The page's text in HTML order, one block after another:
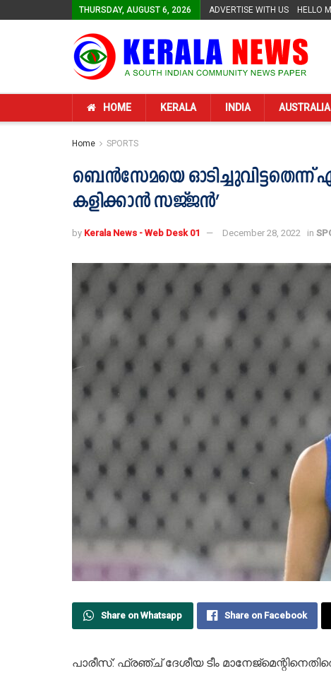
THURSDAY, AUGUST 6, 2026 ADVERTISE WITH US HELLO
HOME KERALA INDIA AUSTRALIA
Home SPORTS
ബെന്‍സേമയെ ഓടിച്ചുവിട്ടതെന്ന്
കളിക്കാന്‍ സജ്ജന്‍’
by Kerala News - Web Desk 01 December 28, 2022 in
Share on Whatsapp Share on Facebook
പാരീസ്: ഫ്രഞ്ച് ദേശീയ ടീം